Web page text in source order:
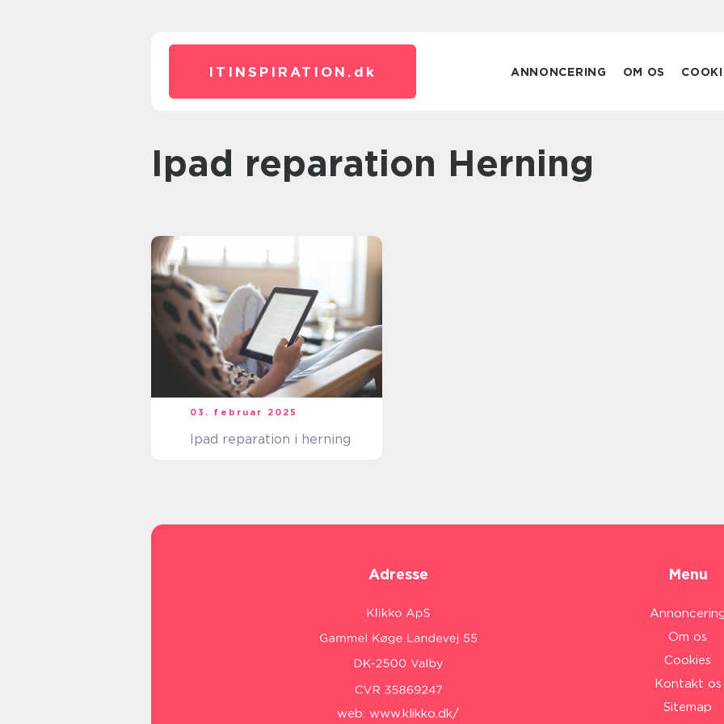
ITINSPIRATION. dk ANNONCERING OM OS
Ipad reparation Herning
03. februar 2025
Ipad reparation i herning
Adresse
web:www.klikko.dk/
Menu
Om os
Cookies
Kontakt os
Sitemap